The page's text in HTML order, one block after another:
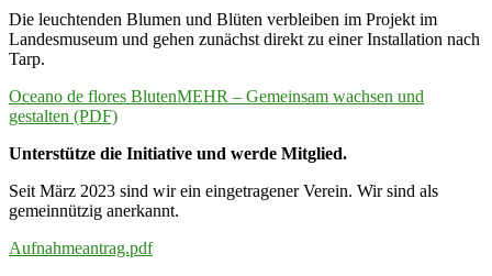
Die leuchtenden Blumen und Blüten verbleiben im Projekt im
Landesmuseum und gehen zunächst direkt zu einer Installation nach
Tarp.
Oceano de flores BlutenMEHR – Gemeinsam wachsen und
gestalten (PDF)
Unterstütze die Initiative und werde Mitglied.
Seit März 2023 sind wir ein eingetragener Verein. Wir sind als
gemeinnützig anerkannt.
Aufnahmeantrag.pdf